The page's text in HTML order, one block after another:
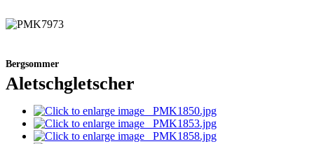
Bergsommer
Aletschgletscher